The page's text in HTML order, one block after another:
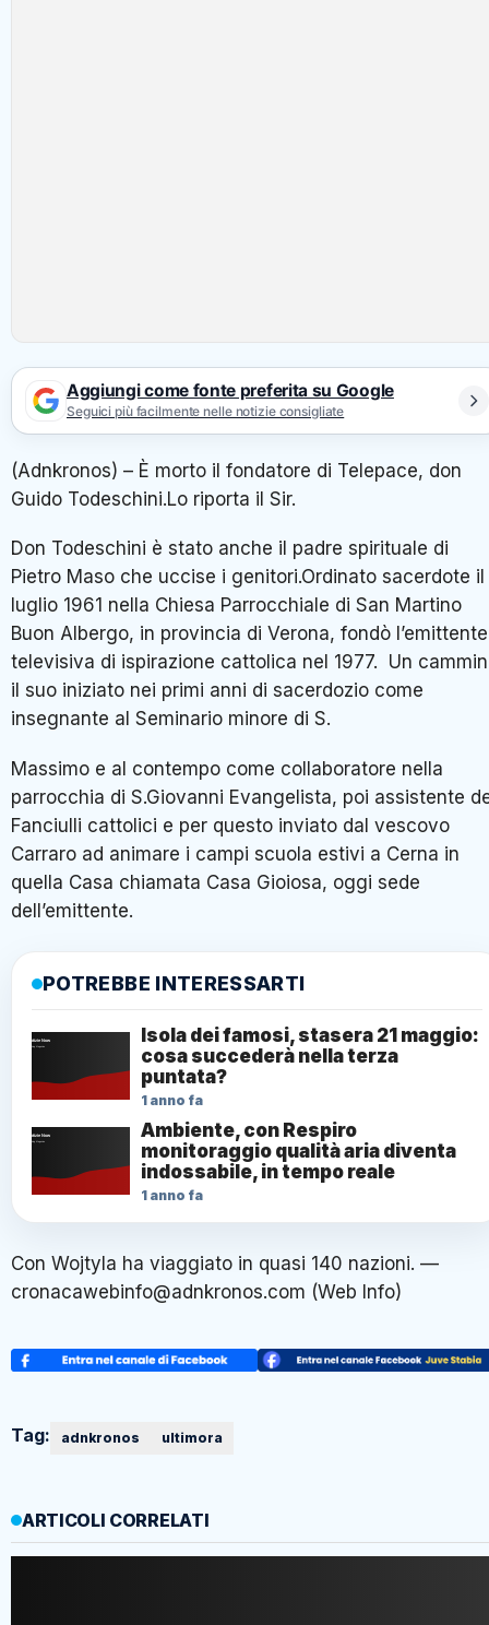
Aggiungi come fonte preferita su Google
Seguici più facilmente nelle notizie consigliate
(Adnkronos) – È morto il fondatore di Telepace, don
Guido Todeschini.Lo riporta il Sir.
Don Todeschini è stato anche il padre spirituale di
Pietro Maso che uccise i genitori.Ordinato sacerdote il
luglio 1961 nella Chiesa Parrocchiale di San Martino
Buon Albergo, in provincia di Verona, fondò l’emittente
televisiva di ispirazione cattolica nel 1977. Un
il suo iniziato nei primi anni di sacerdozio come
insegnante al Seminario minore di S.
Massimo e al contempo come collaboratore nella
parrocchia di S.Giovanni Evangelista, poi assistente
Fanciulli cattolici e per questo inviato dal vescovo
Carraro ad animare i campi scuola estivi a Cerna in
quella Casa chiamata Casa Gioiosa, oggi sede
dell’emittente.
POTREBBE INTERESSARTI
Isola dei famosi, stasera 21 maggio:
cosa succederà nella terza
puntata?
1 anno fa
Ambiente, con Respiro
monitoraggio qualità aria diventa
indossabile, in tempo reale
1 anno fa
Con Wojtyla ha viaggiato in quasi 140 nazioni. —
cronacawebinfo@adnkronos.com (Web Info)
Tag: adnkronos ultimora
ARTICOLI CORRELATI